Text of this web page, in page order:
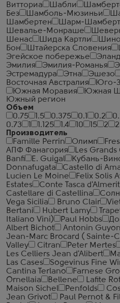
Витториа
Шабли
Без
Шамболь-Мюзиньи
Шамбертен
Шарм-
Шевалье-Монраше
Шенас
Шида Картли
Бон
Штайерска Словения
Эгейское побережье
Эмилия
Эмилия-Романья
Эстремадура
Этна Эшезо
Восточная Австралия
Юго-
Южная Моравия
Южная
Южный регион
Объем
0.75
1.5 0.375 0.1 0.2
0.73
1.125 1.4 10 15 2
Производитель
Famille Perrin
Олимп
АПФ Фанагория
Les
Banfi
E. Guigal Кубань-
Donnafugata
Castello di
Lucien Le Moine
Felix Solis
Estates
Conte Tasca
Castellare di Castellina
Vega Sicilia
Bruno Clair
Bertani
Hubert Lamy
Italiano Vini)
Paul Hobbs
Albert Bichot
Antonin Guyon
Jean-Marc Brocard ( Sainte-
Valley
Citran Peter Mertes
Les Celliers Jean d'Alibert
Las Cases
Sogevinus Fine
Cantina Terlano
Farnese
Ornellaia
Bellene Lafite
Maison Sichel
Penfolds
Jean Grivot
Paul Pernot &